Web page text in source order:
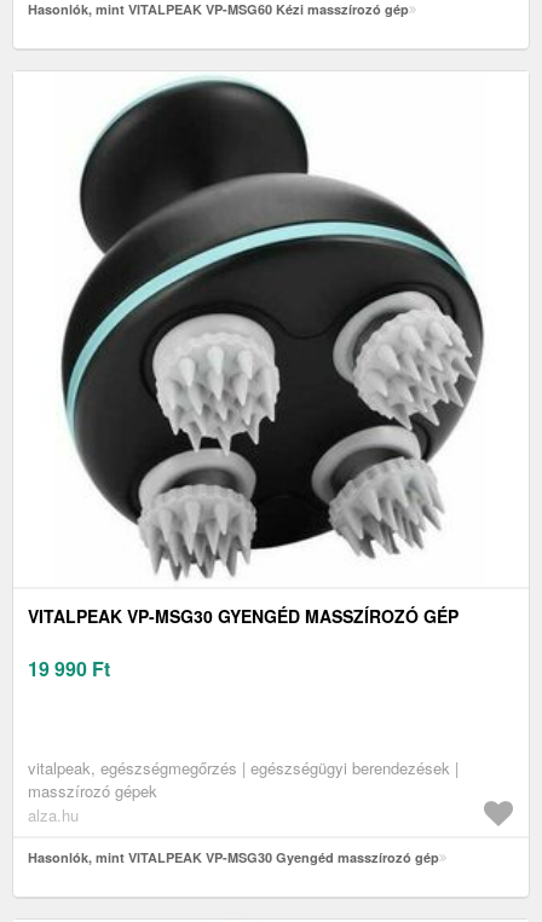
Hasonlók, mint VITALPEAK VP-MSG60 Kézi masszírozó gép
VITALPEAK VP-MSG30 GYENGÉD MASSZÍROZÓ GÉP
19 990 Ft
vitalpeak, egészségmegőrzés | egészségügyi berendezések |
masszírozó gépek
alza.hu
Hasonlók, mint VITALPEAK VP-MSG30 Gyengéd masszírozó gép